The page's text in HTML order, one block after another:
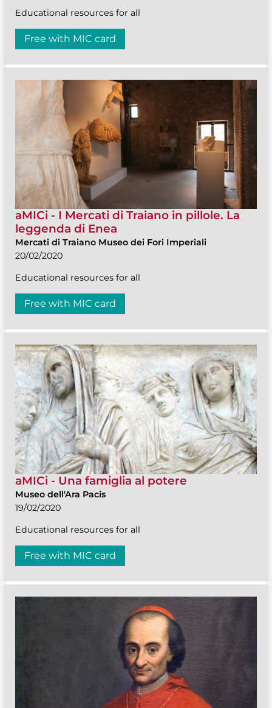
Educational resources for all
Free with MIC card
aMICi - I Mercati di Traiano in pillole. La
leggenda di Enea
Mercati di Traiano Museo dei Fori Imperiali
20/02/2020
Educational resources for all
Free with MIC card
aMICi - Una famiglia al potere
Museo dell'Ara Pacis
19/02/2020
Educational resources for all
Free with MIC card